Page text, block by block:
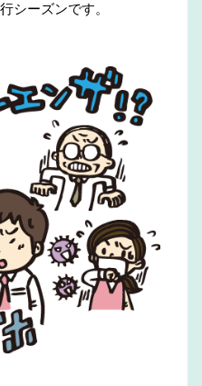
シーズンです。